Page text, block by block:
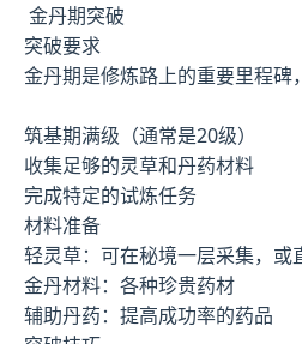
金丹期突破
突破要求
金丹期是修炼路上的重要里程碑
筑基期满级（通常是20级）
收集足够的灵草和丹药材料
完成特定的试炼任务
材料准备
轻灵草：可在秘境一层采集，或
金丹材料：各种珍贵药材
辅助丹药：提高成功率的药品